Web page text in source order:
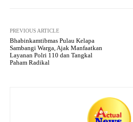
PREVIOUS ARTICLE
Bhabinkamtibmas Pulau Kelapa
Sambangi Warga, Ajak Manfaatkan
Layanan Polri 110 dan Tangkal
Paham Radikal